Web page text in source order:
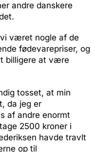
andre danskere
vi været nogle af de
fødevarepriser, og
billigere at være
tosset, at min
da jeg er
af andre enormt
2500 kroner i
havde travlt
op til